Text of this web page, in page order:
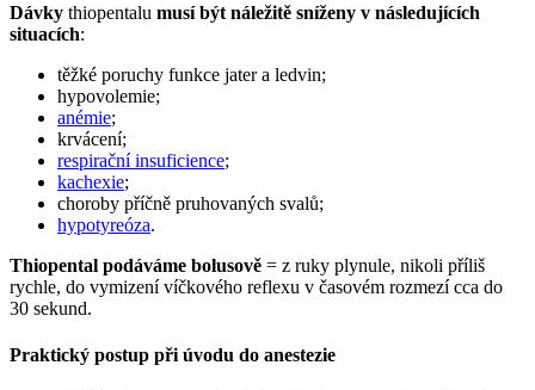
Dávky thiopentalu musí být náležitě sníženy v následujících
situacích:
těžké poruchy funkce jater a ledvin;
hypovolemie;
anémie;
krvácení;
respirační insuficience;
kachexie;
choroby příčně pruhovaných svalů;
hypotyreóza.
Thiopental podáváme bolusově = z ruky plynule, nikoli příliš
rychle, do vymizení víčkového reflexu v časovém rozmezí cca do
30 sekund.
Praktický postup při úvodu do anestezie